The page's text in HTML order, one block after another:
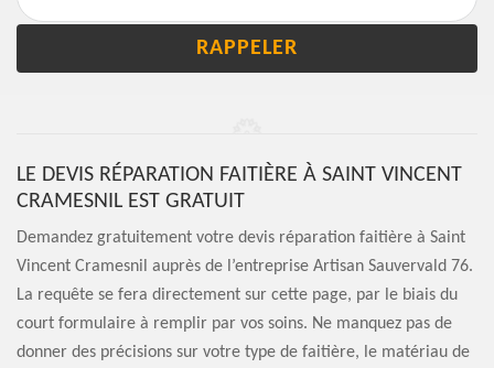
LE DEVIS RÉPARATION FAITIÈRE À SAINT VINCENT
CRAMESNIL EST GRATUIT
Demandez gratuitement votre devis réparation faitière à Saint
Vincent Cramesnil auprès de l’entreprise Artisan Sauvervald 76.
La requête se fera directement sur cette page, par le biais du
court formulaire à remplir par vos soins. Ne manquez pas de
donner des précisions sur votre type de faitière, le matériau de